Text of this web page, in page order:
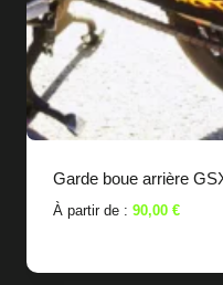
Garde boue arrière
À partir de : 90,00 €